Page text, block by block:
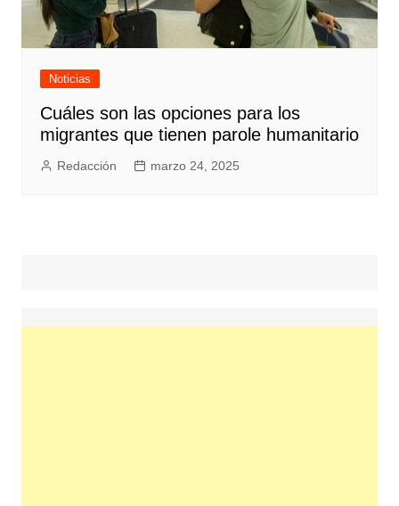
Noticias
Cuáles son las opciones para los
migrantes que tienen parole humanitario
Redacción marzo 24, 2025